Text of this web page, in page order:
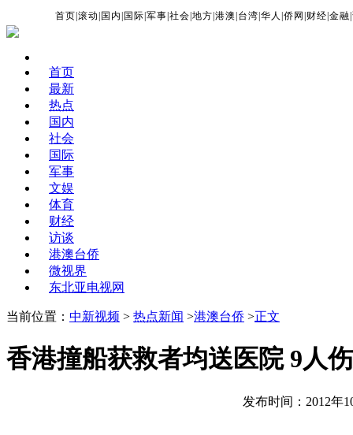
首页 |滚动 国内 国际 |军事 |社会 |地方 |港澳 台湾 |华人 |侨网 财经 |金融 |
首页
最新
热点
国内
社会
国际
军事
文娱
体育
财经
访谈
港澳台侨
微视界
东北亚电视网
当前位置： 中新视频 > 热点新闻 >港澳台侨 >正文
香港撞船获救者均送医院 9人
发布时间：2012年